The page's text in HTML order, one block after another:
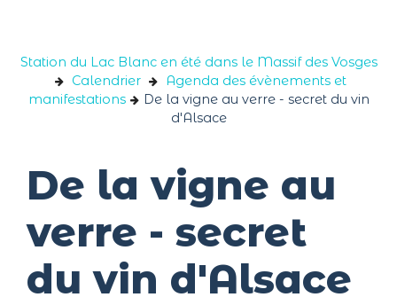
Station du Lac Blanc en été dans le Massif des Vosges
Calendrier
Agenda des évènements et
manifestations
De la vigne au verre - secret du vin
d'Alsace
De la vigne au
verre - secret
du vin d'Alsace